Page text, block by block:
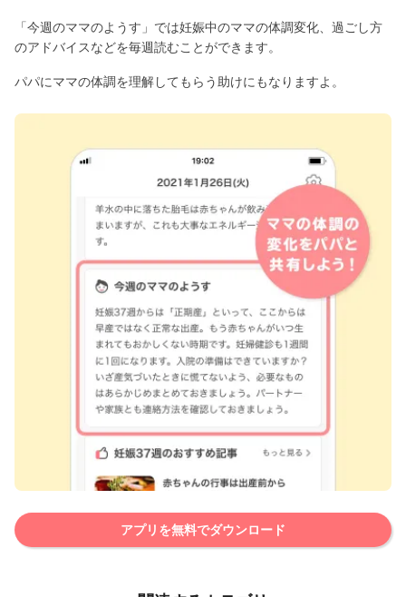
「今週のママのようす」では妊娠中のママの体調変化、過ごし方
のアドバイスなどを毎週読むことができます。
パパにママの体調を理解してもらう助けにもなりますよ。
アプリを無料でダウンロード